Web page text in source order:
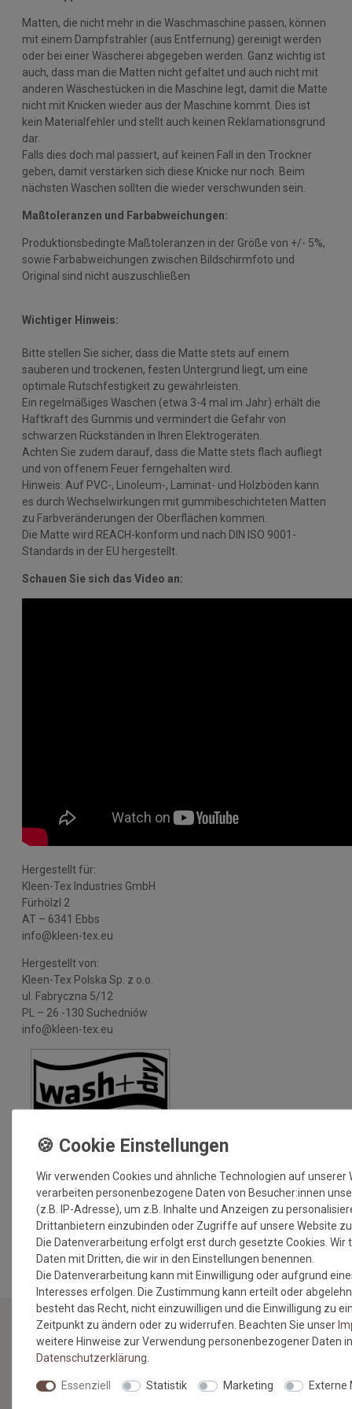
Matten, die nicht mehr in die Waschmaschine passen, können
mit einem Dampfstrahler (aus Entfernung) gereinigt werden
oder bei einer Wäscherei abgegeben werden. Ganz wichtig ist
auch, dass man die Matten nicht gefaltet und auch nicht mit
anderen Wäschestücken in die Maschine legt, damit die Matte
nicht mit Knicken wieder aus der Maschine kommt. Dies ist
kein Materialfehler und stellt auch keinen Reklamationsgrund
dar.
Falls dies doch mal passiert, auf keinen Fall in den Trockner
geben, damit verstärken sich diese Knicke nur noch. Beim
nächsten Waschen sollten die wieder verschwunden sein.
Maßtoleranzen und Farbabweichungen:
Produktionsbedingte Maßtoleranzen in der Größe von +/- 5%,
sowie Farbabweichungen zwischen Bildschirmfoto und
Original sind nicht auszuschließen
Wichtiger Hinweis:
Bitte stellen Sie sicher, dass die Matte stets auf einem
sauberen und trockenen, festen Untergrund liegt, um eine
optimale Rutschfestigkeit zu gewährleisten.
Ein regelmäßiges Waschen (etwa 3-4 mal im Jahr) erhält die
Haftkraft des Gummis und vermindert die Gefahr von
schwarzen Rückständen in Ihren Elektrogeräten.
Achten Sie zudem darauf, dass die Matte stets flach aufliegt
und von offenem Feuer ferngehalten wird.
Hinweis: Auf PVC-, Linoleum-, Laminat- und Holzböden kann
es durch Wechselwirkungen mit gummibeschichteten Matten
zu Farbveränderungen der Oberflächen kommen.
Die Matte wird REACH-konform und nach DIN ISO 9001-
Standards in der EU hergestellt.
Schauen Sie sich das Video an:
Hergestellt für:
Kleen-Tex Industries GmbH
Fürhölzl 2
AT – 6341 Ebbs
info@kleen-tex.eu
Hergestellt von:
Kleen-Tex Polska Sp. z o.o.
ul. Fabryczna 5/12
PL – 26 -130 Suchedniów
info@kleen-tex.eu
MEHR INFORMATIONEN ZUM EU VERANTWORTLICHEN »
NEWSLETTER
Jetzt anmelden: Profitieren Sie von aktuellen Angeboten
Wir verwenden Cookies und ähnliche Technologien auf unserer
verarbeiten personenbezogene Daten von Besucher:innen
(z.B. IP-Adresse), um z.B. Inhalte und Anzeigen zu
Drittanbietern einzubinden oder Zugriffe auf unsere Website
Die Datenverarbeitung erfolgt erst durch gesetzte Cookies. Wir
Daten mit Dritten, die wir in den Einstellungen benennen.
Die Datenverarbeitung kann mit Einwilligung oder aufgrund
Interesses erfolgen. Die Zustimmung kann erteilt oder
besteht das Recht, nicht einzuwilligen und die Einwilligung zu
Zeitpunkt zu ändern oder zu widerrufen. Beachten Sie unser
weitere Hinweise zur Verwendung personenbezogener Daten
Daten­schutz­erklärung
Essenziell Statistik Marketing Externe